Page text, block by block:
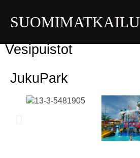
SUOMIMATKAILU
Vesipuistot
JukuPark